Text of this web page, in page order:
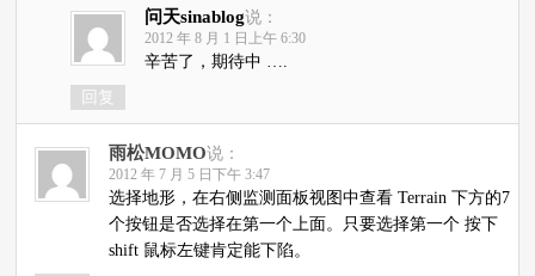
问天sinablog说：
2012 年 8 月 1 日上午 6:30
辛苦了，期待中 ….
回复
雨松MOMO说：
2012 年 7 月 5 日下午 3:47
选择地形，在右侧监测面板视图中查看 Terrain 下方的7
个按钮是否选择在第一个上面。只要选择第一个 按下
shift 鼠标左键肯定能下陷。